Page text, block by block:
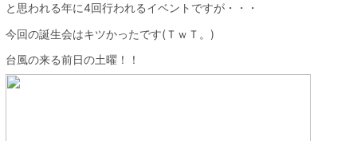
と思われる年に4回行われるイベントですが・・・
今回の誕生会はキツかったです(ＴｗＴ。)
台風の来る前日の土曜！！